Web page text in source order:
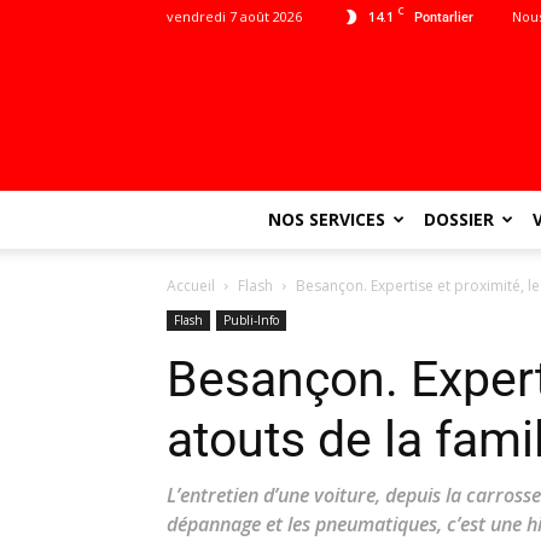
14.1 C Pontarlier
vendredi 7 août 2026
NOS SERVICES DOSSIER
Accueil Flash Besançon. Expertise et proximité,
Flash Publi-Info
Besançon.
atouts de la
L’entretien d’une voiture, depuis la
dépannage et les pneumatiques, c’est une